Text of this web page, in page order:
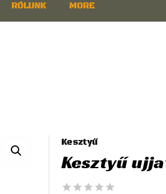
RÓLUNK MORE
Kesztyű
Kesztyű